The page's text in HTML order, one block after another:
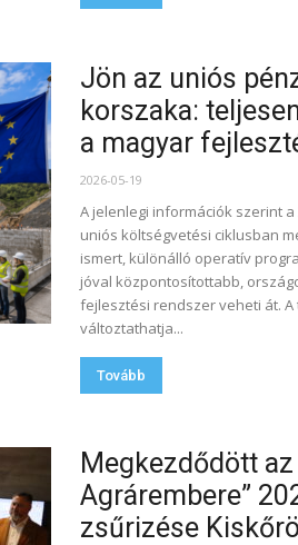
Jön az uniós
korszaka:
a magyar
2026-05-19
A jelenlegi információk szerint a
uniós költségvetési ciklusban
ismert, különálló operatív
jóval központosítottabb,
fejlesztési rendszer veheti át.
változtathatja...
Tovább
Megkezdődött az
Agrárembere”
zsűrizése